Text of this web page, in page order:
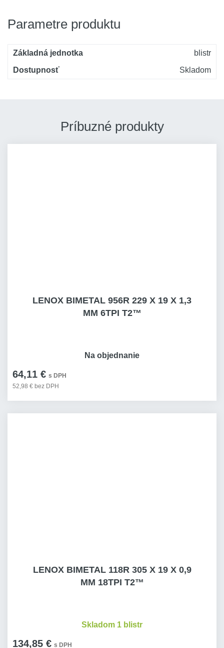
Parametre produktu
Základná jednotka
blistr
Dostupnosť
Skladom
Príbuzné produkty
LENOX BIMETAL 956R 229 X 19 X 1,3
MM 6TPI T2™
64,11 € s DPH
52,98 € bez DPH
Na objednanie
LENOX BIMETAL 118R 305 X 19 X 0,9
MM 18TPI T2™
134,85 € s DPH
Skladom 1 blistr